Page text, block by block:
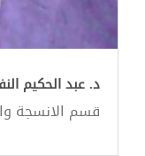
د. عبد الحكيم
قسم الانسجة